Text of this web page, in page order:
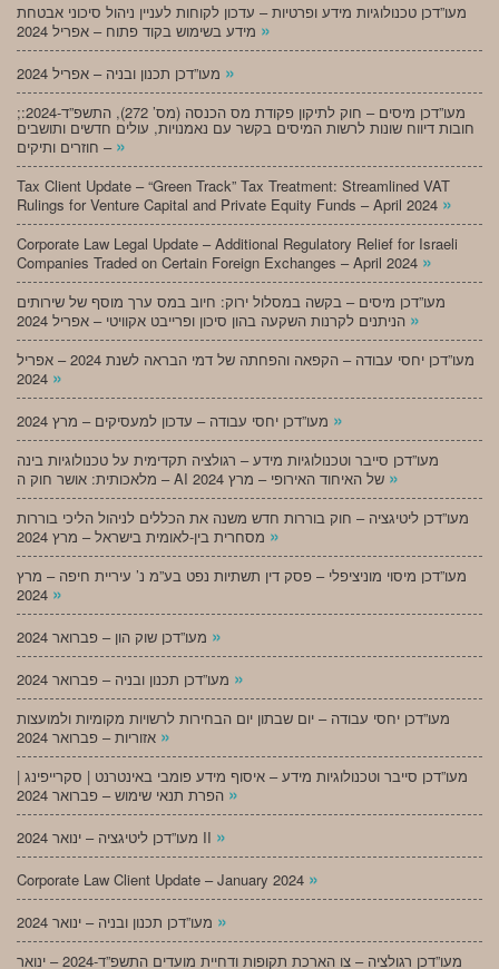
מעו”דכן טכנולוגיות מידע ופרטיות – עדכון לקוחות לעניין ניהול סיכוני אבטחת
»
»
;מעו”דכן מיסים – חוק לתיקון פקודת מס הכנסה (מס’ 272), התשפ”ד-2024:
חובות דיווח שונות לרשות המיסים בקשר עם נאמנויות, עולים חדשים ותושבים
חוזרים ותיקים – »
Tax Client Update – “Green Track” Tax Treatment: Streamlined VAT
Rulings for Venture Capital and Private Equity Funds – April 2024 »
Corporate Law Legal Update – Additional Regulatory Relief for Israeli
Companies Traded on Certain Foreign Exchanges – April 2024 »
מעו”דכן מיסים – בקשה במסלול ירוק: חיוב במס ערך מוסף של שירותים
»
מעו”דכן יחסי עבודה – הקפאה והפחתה של דמי הבראה לשנת 2024 – אפריל
»
»
מעו”דכן סייבר וטכנולוגיות מידע – רגולציה תקדימית על טכנולוגיות בינה
»
מעו”דכן ליטיגציה – חוק בוררות חדש משנה את הכללים לניהול הליכי בוררות
»
מעו”דכן מיסוי מוניציפלי – פסק דין תשתיות נפט בע”מ נ’ עיריית חיפה – מרץ
»
»
»
מעו”דכן יחסי עבודה – יום שבתון יום הבחירות לרשויות מקומיות ולמועצות
»
מעו”דכן סייבר וטכנולוגיות מידע – איסוף מידע פומבי באינטרנט | סקרייפינג |
»
מעו”דכן ליטיגציה – ינואר 2024 II »
Corporate Law Client Update – January 2024 »
»
מעו”דכן רגולציה – צו הארכת תקופות ודחיית מועדים התשפ”ד-2024 – ינואר